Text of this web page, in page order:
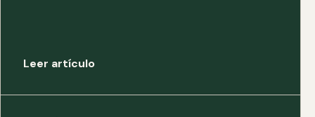
Leer artículo